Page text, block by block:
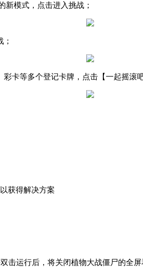
新模式，点击进入挑战；
卡等多个登记卡牌，点击【一起摇滚
获得解决方案
击运行后，将关闭植物大战僵尸的全